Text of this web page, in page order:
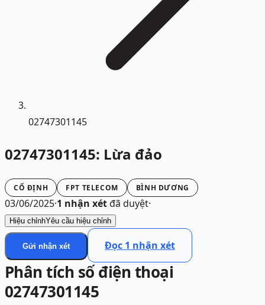
02747301145
02747301145: Lừa đảo
CỐ ĐỊNH FPT TELECOM BÌNH DƯƠNG
03/06/2025·1 nhận xétđã duyệt·
Hiệu chỉnhYêu cầu hiệu chỉnh
Gửi nhận xét Đọc 1 nhận xét
Phân tích số điện thoại
02747301145